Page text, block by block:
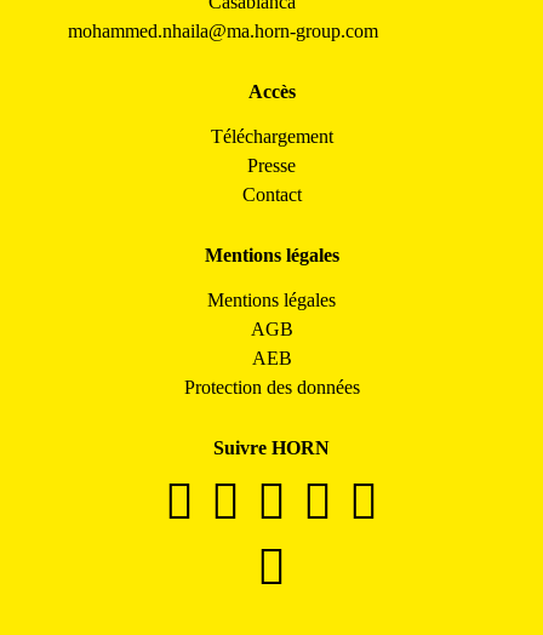
mohammed.nhaila@ma.horn-group.com
Accès
Téléchargement
Presse
Contact
Mentions légales
Mentions légales
AGB
AEB
Protection des données
Suivre HORN